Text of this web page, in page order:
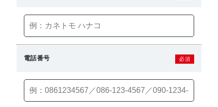
電話番号 必須